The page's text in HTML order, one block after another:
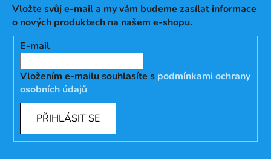
Vložte svůj e-mail a my vám budeme zasílat informace
o nových produktech na našem e-shopu.
E-mail
Vložením e-mailu souhlasíte s podmínkami ochrany
osobních údajů
PŘIHLÁSIT SE